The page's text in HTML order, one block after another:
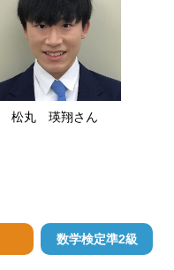
松丸 瑛翔さん
数学検定準2級